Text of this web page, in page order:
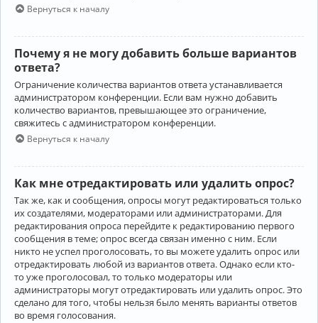
Вернуться к началу
Почему я не могу добавить больше вариантов
ответа?
Ограничение количества вариантов ответа устанавливается
администратором конференции. Если вам нужно добавить
количество вариантов, превышающее это ограничение,
свяжитесь с администратором конференции.
Вернуться к началу
Как мне отредактировать или удалить опрос?
Так же, как и сообщения, опросы могут редактироваться только
их создателями, модераторами или администраторами. Для
редактирования опроса перейдите к редактированию первого
сообщения в теме; опрос всегда связан именно с ним. Если
никто не успел проголосовать, то вы можете удалить опрос или
отредактировать любой из вариантов ответа. Однако если кто-
то уже проголосовал, то только модераторы или
администраторы могут отредактировать или удалить опрос. Это
сделано для того, чтобы нельзя было менять варианты ответов
во время голосования.